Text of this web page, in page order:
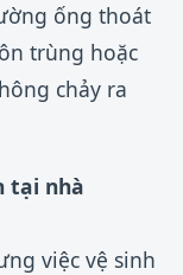
ống thoát
trùng hoặc
chảy ra
tại nhà
việc vệ sinh